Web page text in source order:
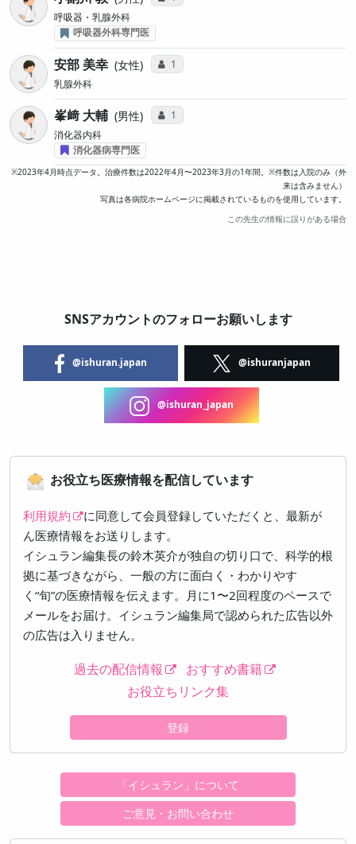
呼吸器・乳腺外科
呼吸器外科専門医
安部 美幸 女性 コミュニケーション・タイプ投票数
1
乳腺外科
峯﨑 大輔 男性 コミュニケーション・タイプ投票数
1
消化器内科
消化器病専門医
※2023年4月時点データ。治療件数は2022年4月〜2023年3月の1年間。※件数は入院のみ（外
来は含みません）
写真は各病院ホームページに掲載されているものを使用しています。
この先生の情報に誤りがある場合
SNSアカウントのフォローお願いします
@ishuran.japan @ishuranjapan
@ishuran_japan
お役立ち医療情報を配信しています
利用規約
に同意して会員登録していただくと、最新が
ん医療情報をお送りします。
イシュラン編集長の鈴木英介が独自の切り口で、科学的根
拠に基づきながら、一般の方に面白く・わかりやす
く“旬”の医療情報を伝えます。月に1〜2回程度のペースで
メールをお届け。イシュラン編集局で認められた広告以外
の広告は入りません。
過去の配信情報
おすすめ書籍
お役立ちリンク集
登録
「イシュラン」について
ご意見・お問い合わせ